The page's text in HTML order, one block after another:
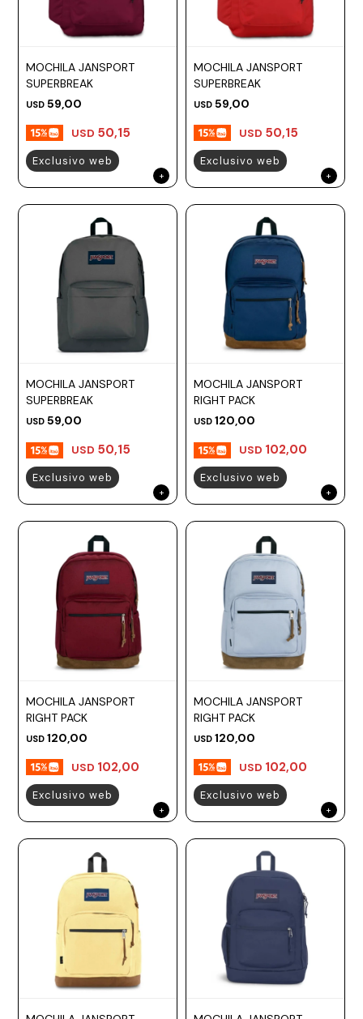
MOCHILA JANSPORT
SUPERBREAK
USD 59,00
USD 50,15
Exclusivo web
MOCHILA JANSPORT
SUPERBREAK
USD 59,00
USD 50,15
Exclusivo web
MOCHILA JANSPORT
SUPERBREAK
USD 59,00
USD 50,15
Exclusivo web
MOCHILA JANSPORT
RIGHT PACK
USD 120,00
USD 102,00
Exclusivo web
MOCHILA JANSPORT
RIGHT PACK
USD 120,00
USD 102,00
Exclusivo web
MOCHILA JANSPORT
RIGHT PACK
USD 120,00
USD 102,00
Exclusivo web